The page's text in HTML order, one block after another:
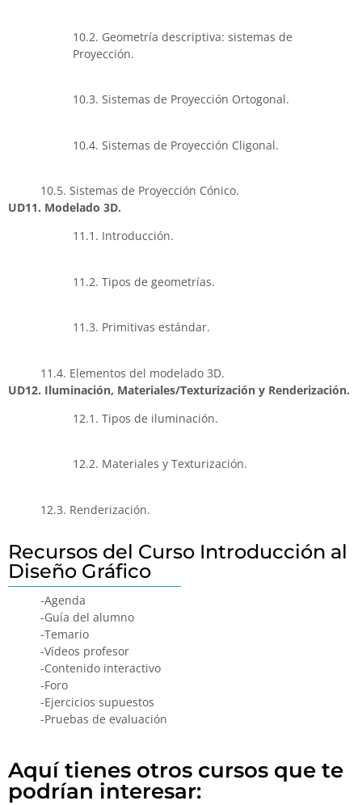
10.2. Geometría descriptiva: sistemas de
Proyección.
10.3. Sistemas de Proyección Ortogonal.
10.4. Sistemas de Proyección Cligonal.
10.5. Sistemas de Proyección Cónico.
UD11. Modelado 3D.
11.1. Introducción.
11.2. Tipos de geometrías.
11.3. Primitivas estándar.
11.4. Elementos del modelado 3D.
UD12. Iluminación, Materiales/Texturización y Renderización.
12.1. Tipos de iluminación.
12.2. Materiales y Texturización.
12.3. Renderización.
Recursos del Curso Introducción al
Diseño Gráfico
-Agenda
-Guía del alumno
-Temario
-Vídeos profesor
-Contenido interactivo
-Foro
-Ejercicios supuestos
-Pruebas de evaluación
Aquí tienes otros cursos que te
podrían interesar: